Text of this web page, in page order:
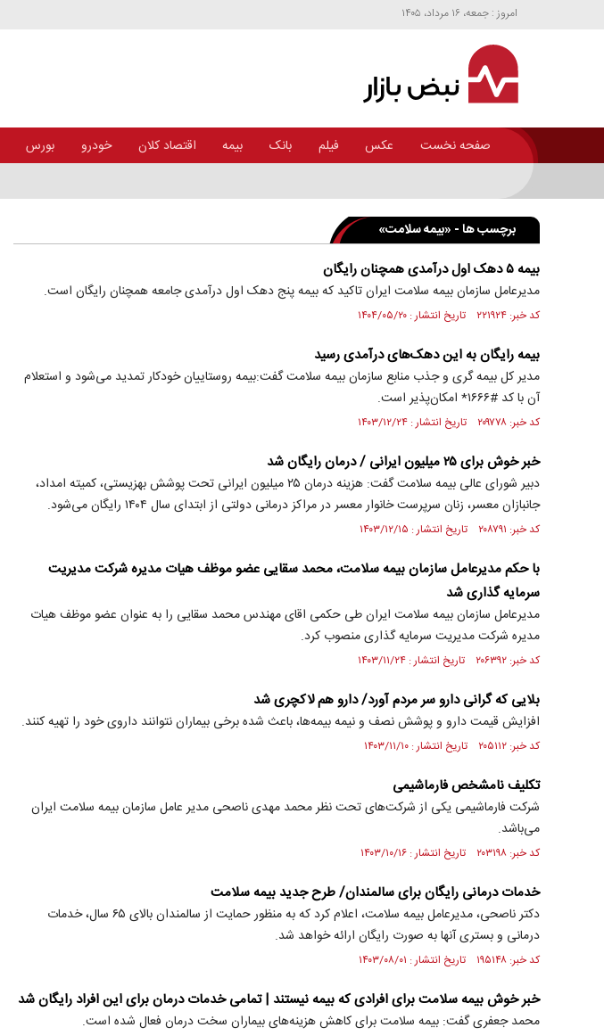
امروز : جمعه، ۱۶ مرداد، ۱۴۰۵
صفحه نخست عکس فیلم بانک بیمه اقتصاد کلان خودرو بورس
برچسب ها - «بیمه سلامت»
بیمه ۵ دهک اول درآمدی همچنان رایگان
مدیرعامل سازمان بیمه سلامت ایران تاکید که بیمه پنج دهک اول درآمدی جامعه همچنان رایگان است.
کد خبر: ۲۲۱۹۲۴ تاریخ انتشار : ۱۴۰۴/۰۵/۲۰
بیمه رایگان به این دهک‌های درآمدی رسید
مدیر کل بیمه گری و جذب منابع سازمان بیمه سلامت گفت:بیمه روستاییان خودکار تمدید می‌شود و استعلام
آن با کد #۱۶۶۶* امکان‌پذیر است.
کد خبر: ۲۰۹۷۷۸ تاریخ انتشار : ۱۴۰۳/۱۲/۲۴
خبر خوش برای ۲۵ میلیون ایرانی / درمان رایگان شد
دبیر شورای عالی بیمه سلامت گفت: هزینه درمان ۲۵ میلیون ایرانی تحت پوشش بهزیستی، کمیته امداد،
جانبازان معسر، زنان سرپرست خانوار معسر در مراکز درمانی دولتی از ابتدای سال ۱۴۰۴ رایگان می‌شود.
کد خبر: ۲۰۸۷۹۱ تاریخ انتشار : ۱۴۰۳/۱۲/۱۵
با حکم مدیرعامل سازمان بیمه سلامت، محمد سقایی عضو موظف هیات مدیره شرکت مدیریت
سرمایه گذاری شد
مدیرعامل سازمان بیمه سلامت ایران طی حکمی اقای مهندس محمد سقایی را به عنوان عضو موظف هیات
مدیره شرکت مدیریت سرمایه گذاری منصوب کرد.
کد خبر: ۲۰۶۳۹۲ تاریخ انتشار : ۱۴۰۳/۱۱/۲۴
بلایی که گرانی دارو سر مردم آورد/ دارو هم لاکچری شد
افزایش قیمت دارو و پوشش نصف و نیمه بیمه‌ها، باعث شده برخی بیماران نتوانند داروی خود را تهیه کنند.‌
کد خبر: ۲۰۵۱۱۲ تاریخ انتشار : ۱۴۰۳/۱۱/۱۰
تکلیف نامشخص فارماشیمی
شرکت فارماشیمی یکی از شرکت‌های تحت نظر محمد مهدی ناصحی مدیر عامل سازمان بیمه سلامت ایران
می‌باشد.
کد خبر: ۲۰۳۱۹۸ تاریخ انتشار : ۱۴۰۳/۱۰/۱۶
خدمات درمانی رایگان برای سالمندان/ طرح جدید بیمه سلامت
دکتر ناصحی، مدیرعامل بیمه سلامت، اعلام کرد که به منظور حمایت از سالمندان بالای ۶۵ سال، خدمات
درمانی و بستری آنها به صورت رایگان ارائه خواهد شد.
کد خبر: ۱۹۵۱۴۸ تاریخ انتشار : ۱۴۰۳/۰۸/۰۱
خبر خوش بیمه سلامت برای افرادی که بیمه نیستند | تمامی خدمات درمان برای این افراد رایگان شد
محمد جعفری گفت: بیمه سلامت برای کاهش هزینه‌های بیماران سخت درمان فعال شده است.